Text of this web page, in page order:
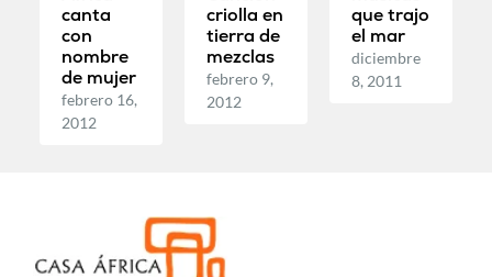
canta
con
nombre
de mujer
febrero 16,
2012
criolla en
tierra de
mezclas
febrero 9,
2012
que trajo
el mar
diciembre
8, 2011